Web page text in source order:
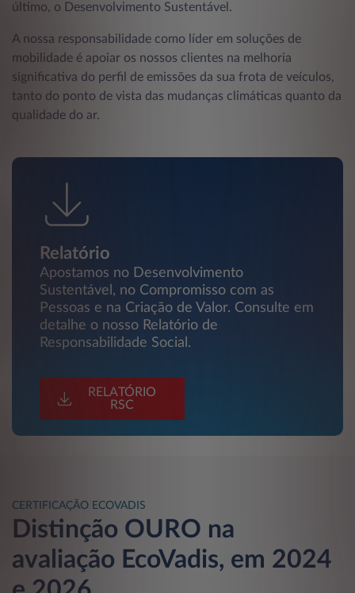
último, o Desenvolvimento Sustentável.
A nossa responsabilidade como líder em soluções de
mobilidade é apoiar os nossos clientes na melhoria
significativa do perfil de emissões da sua frota de veículos,
tanto do ponto de vista das mudanças climáticas quanto da
qualidade do ar.
Relatório
Apostamos no Desenvolvimento
Sustentável, no Compromisso com as
Pessoas e na Criação de Valor. Consulte em
detalhe o nosso Relatório de
Responsabilidade Social.
RELATÓRIO
RSC
CERTIFICAÇÃO ECOVADIS
Distinção OURO na
avaliação EcoVadis, em 2024